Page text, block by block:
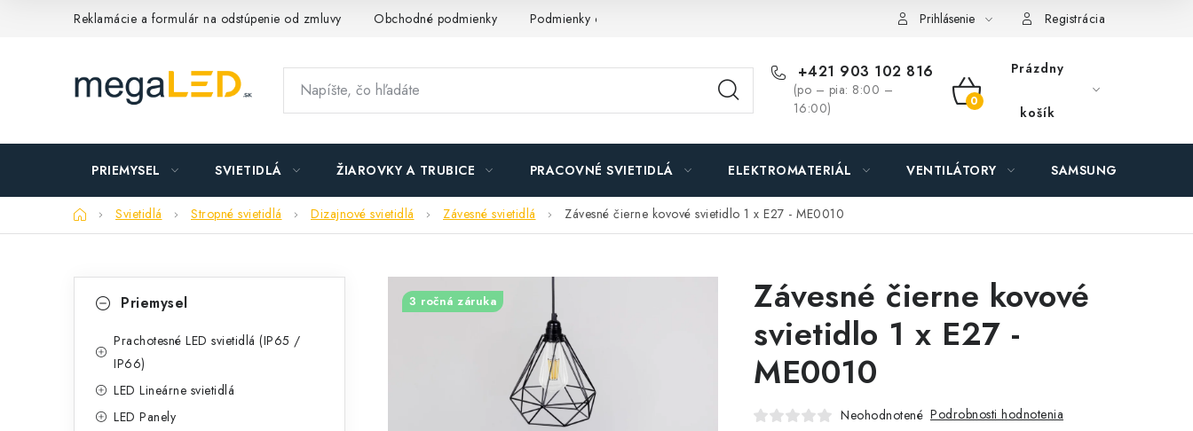
Reklamácie a formulár na odstúpenie od zmluvy Obchodné podmienky Podmienky ochrany osobných údajov O nás - MEGALED & JANTON Zákamenné Zľavy pre profíkov
Prihlásenie Registrácia
+421 903 102 816
(po – pia: 8:00 –
16:00)
NÁKUPNÝ
KOŠÍK
Prázdny
košík
PRIEMYSEL SVIETIDLÁ ŽIAROVKY A TRUBICE PRACOVNÉ SVIETIDLÁ ELEKTROMATERIÁL VENTILÁTORY SAMSUNG SVIETIDLÁ
DomovSvietidlá Stropné svietidlá Dizajnové svietidlá Závesné svietidlá Závesné čierne kovové svietidlo 1 x E27 - ME0010
kategóriePriemysel
Prachotesné LED svietidlá (IP65 /
IP66)
LED Lineárne svietidlá
LED Panely
Závesné čierne kovové
svietidlo 1 x E27 -
ME0010
Neohodnotené Podrobnosti hodnotenia
3 ročná záruka